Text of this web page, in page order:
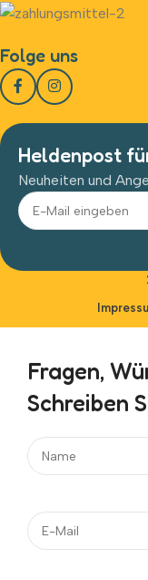
Folge uns
Heldenpost
Neuheiten und
Fragen,
Schreiben